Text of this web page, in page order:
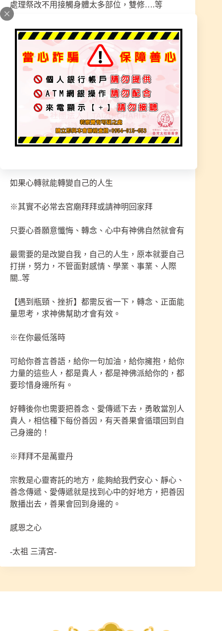
處理祭改不用接觸身體太多部位，雙修….等
【男女有別，需保持距離】
※通靈者遇到誠心想得到幫助
【不管身份地位，都是一視同仁】
並非富有的我就幫你多一點，貧就隨便
※其實真正能幫助的是自我
需問是否有懺悔之心、反省、改過、轉念、正面思
如果心轉就能轉變自己的人生
※其實不必常去宮廟拜拜或請神明回家拜
只要心善願意懺悔、轉念、心中有神佛自然就會有
最需要的是改變自我，自己的人生，原本就要自己
打拼，努力，不管面對感情、學業、事業、人際
關..等
【遇到瓶頸、挫折】都需反省一下，轉念、正面能
量思考，求神佛幫助才會有效。
※在你最低落時
可給你善言善語，給你一句加油，給你擁抱，給你
力量的這些人，都是貴人，都是神佛派給你的，都
要珍惜身邊所有。
好轉後你也需要把善念、愛傳遞下去，勇敢當別人
貴人，相信種下每份善因，有天善果會循環回到自
己身邊的！
※拜拜不是萬靈丹
宗教是心靈寄託的地方，能夠給我們安心、靜心、
善念傳遞、愛傳遞就是找到心中的好地方，把善因
散播出去，善果會回到身邊的。
感恩之心
-太祖 三清宮-